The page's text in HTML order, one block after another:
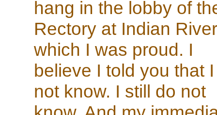
hang in the lobby of
Rectory at Indian
which I was proud. I
believe I told you that
not know. I still do not